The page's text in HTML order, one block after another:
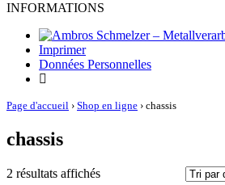
INFORMATIONS
Imprimer
Données Personnelles
Page d'accueil › Shop en ligne › chassis
chassis
2 résultats affichés